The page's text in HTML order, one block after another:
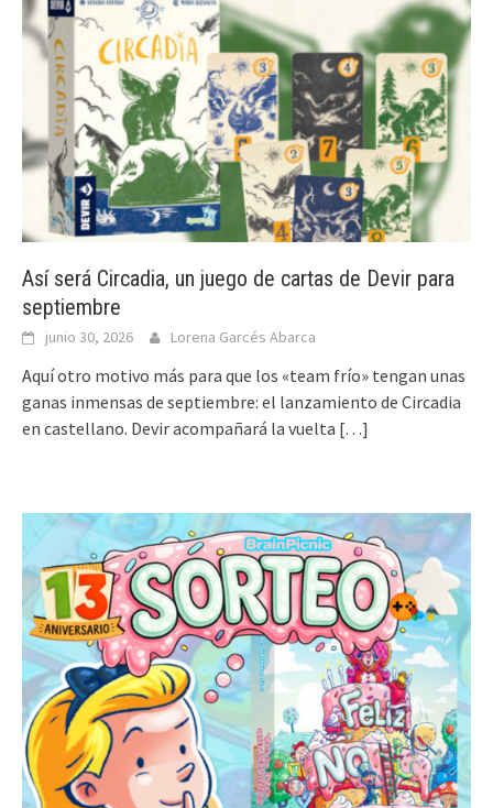
Así será Circadia, un juego de cartas de Devir para
septiembre
junio 30, 2026 Lorena Garcés Abarca
Aquí otro motivo más para que los «team frío» tengan unas
ganas inmensas de septiembre: el lanzamiento de Circadia
en castellano. Devir acompañará la vuelta […]